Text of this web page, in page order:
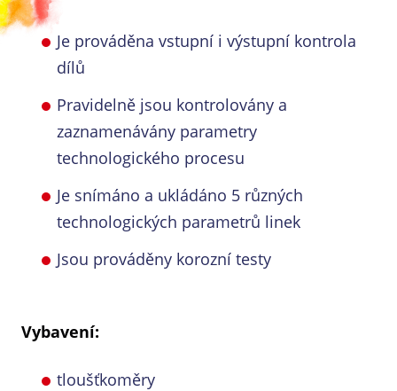
Je prováděna vstupní i výstupní kontrola
dílů
Pravidelně jsou kontrolovány a
zaznamenávány parametry
technologického procesu
Je snímáno a ukládáno 5 různých
technologických parametrů linek
Jsou prováděny korozní testy
Vybavení:
tloušťkoměry